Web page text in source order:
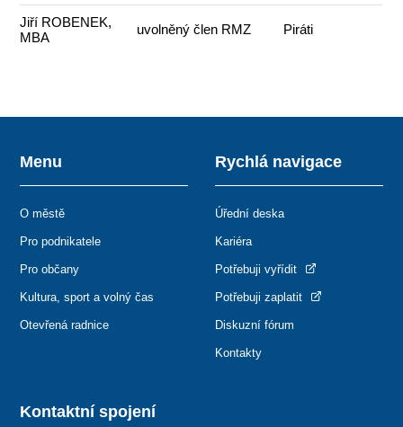
Jiří ROBENEK,
MBA
uvolněný člen RMZ Piráti
Kontaktní spojení
Menu
O městě
Pro podnikatele
Pro občany
Kultura, sport a volný čas
Otevřená radnice
Rychlá navigace
Úřední deska
Kariéra
Potřebuji vyřídit
Potřebuji zaplatit
Diskuzní fórum
Kontakty